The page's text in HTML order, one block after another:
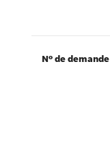
Nº de demande